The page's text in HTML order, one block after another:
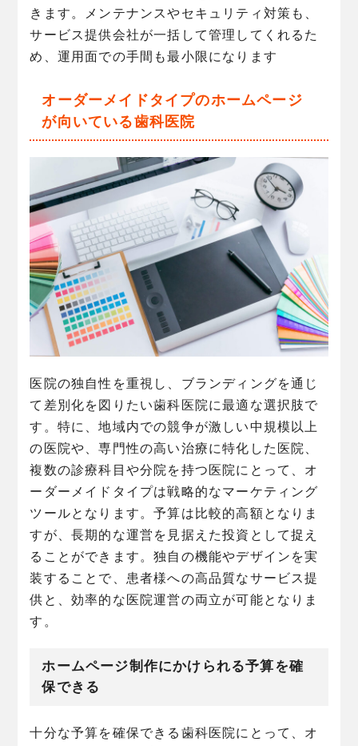
きます。メンテナンスやセキュリティ対策も、
サービス提供会社が一括して管理してくれるた
め、運用面での手間も最小限になります
オーダーメイドタイプのホームページ
が向いている歯科医院
医院の独自性を重視し、ブランディングを通じ
て差別化を図りたい歯科医院に最適な選択肢で
す。特に、地域内での競争が激しい中規模以上
の医院や、専門性の高い治療に特化した医院、
複数の診療科目や分院を持つ医院にとって、オ
ーダーメイドタイプは戦略的なマーケティング
ツールとなります。予算は比較的高額となりま
すが、長期的な運営を見据えた投資として捉え
ることができます。独自の機能やデザインを実
装することで、患者様への高品質なサービス提
供と、効率的な医院運営の両立が可能となりま
す。
ホームページ制作にかけられる予算を確
保できる
十分な予算を確保できる歯科医院にとって、オ